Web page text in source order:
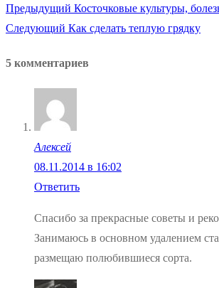
Навигация
записям
Предыдущий Предыдущая
запись:
Косточковые культуры,
Следующий Следующая
Как сделать теплую грядку
5 комментариев
Алексей
08.11.2014 в 16:02
Ответить
Спасибо за прекрасные советы и
Занимаюсь в основном удалением
размещаю полюбившиеся сорта.